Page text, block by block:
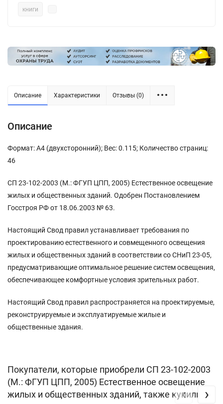
книги
Описание Характеристики Отзывы (0)
Описание
Формат: А4 (двухсторонний); Вес: 0.115; Количество страниц:
46
СП 23-102-2003 (М.: ФГУП ЦПП, 2005) Естественное освещение
жилых и общественных зданий. Одобрен Постановлением
Госстроя РФ от 18.06.2003 № 63.
Настоящий Свод правил устанавливает требования по
проектированию естественного и совмещенного освещения
жилых и общественных зданий в соответствии со СНиП 23-05,
предусматривающие оптимальное решение систем освещения,
обеспечивающее комфортные условия зрительных работ.
Настоящий Свод правил распространяется на проектируемые,
реконструируемые и эксплуатируемые жилые и
общественные здания.
Покупатели, которые приобрели СП 23-102-2003
(М.: ФГУП ЦПП, 2005) Естественное освещение
жилых и общественных зданий, также купили
‹ ›